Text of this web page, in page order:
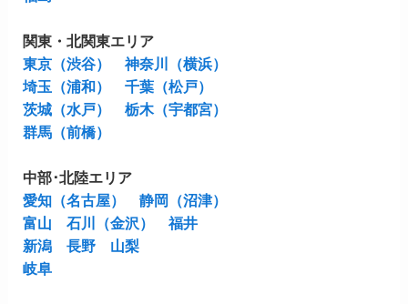
関東・北関東エリア
東京（渋谷）
神奈川（横浜）
埼玉（浦和）
千葉（松戸）
茨城（水戸）
栃木（宇都宮）
群馬（前橋）
中部･北陸エリア
愛知（名古屋）
静岡（沼津）
富山
石川（金沢）
福井
新潟
長野
山梨
岐阜